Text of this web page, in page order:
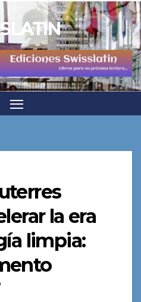
la era
limpia: